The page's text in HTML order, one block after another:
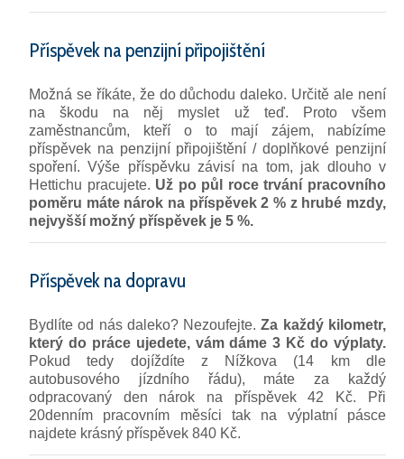
Příspěvek na penzijní připojištění
Možná se říkáte, že do důchodu daleko. Určitě ale není
na škodu na něj myslet už teď. Proto všem
zaměstnancům, kteří o to mají zájem, nabízíme
příspěvek na penzijní připojištění / doplňkové penzijní
spoření. Výše příspěvku závisí na tom, jak dlouho v
Hettichu pracujete. Už po půl roce trvání pracovního
poměru máte nárok na příspěvek 2 % z hrubé mzdy,
nejvyšší možný příspěvek je 5 %.
Příspěvek na dopravu
Bydlíte od nás daleko? Nezoufejte.Za každý kilometr,
který do práce ujedete, vám dáme 3 Kč do výplaty.
Pokud tedy dojíždíte z Nížkova (14 km dle
autobusového jízdního řádu), máte za každý
odpracovaný den nárok na příspěvek 42 Kč. Při
20denním pracovním měsíci tak na výplatní pásce
najdete krásný příspěvek 840 Kč.